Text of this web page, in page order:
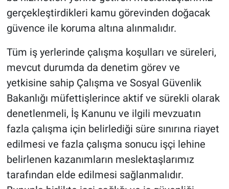
gerçekleştirdikleri kamu görevinden doğacak
güvence ile koruma altına alınmalıdır.
Tüm iş yerlerinde çalışma koşulları ve süreleri,
mevcut durumda da denetim görev ve
yetkisine sahip Çalışma ve Sosyal Güvenlik
Bakanlığı müfettişlerince aktif ve sürekli olarak
denetlenmeli, İş Kanunu ve ilgili mevzuatın
fazla çalışma için belirlediği süre sınırına riayet
edilmesi ve fazla çalışma sonucu işçi lehine
belirlenen kazanımların meslektaşlarımız
tarafından elde edilmesi sağlanmalıdır.